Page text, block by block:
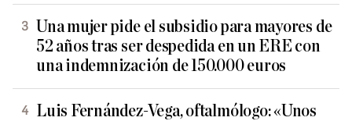
Una mujer pide el subsidio para mayores de
52 años tras ser despedida en un ERE con
una indemnización de 150.000 euros
Luis Fernández-Vega, oftalmólogo: «Unos